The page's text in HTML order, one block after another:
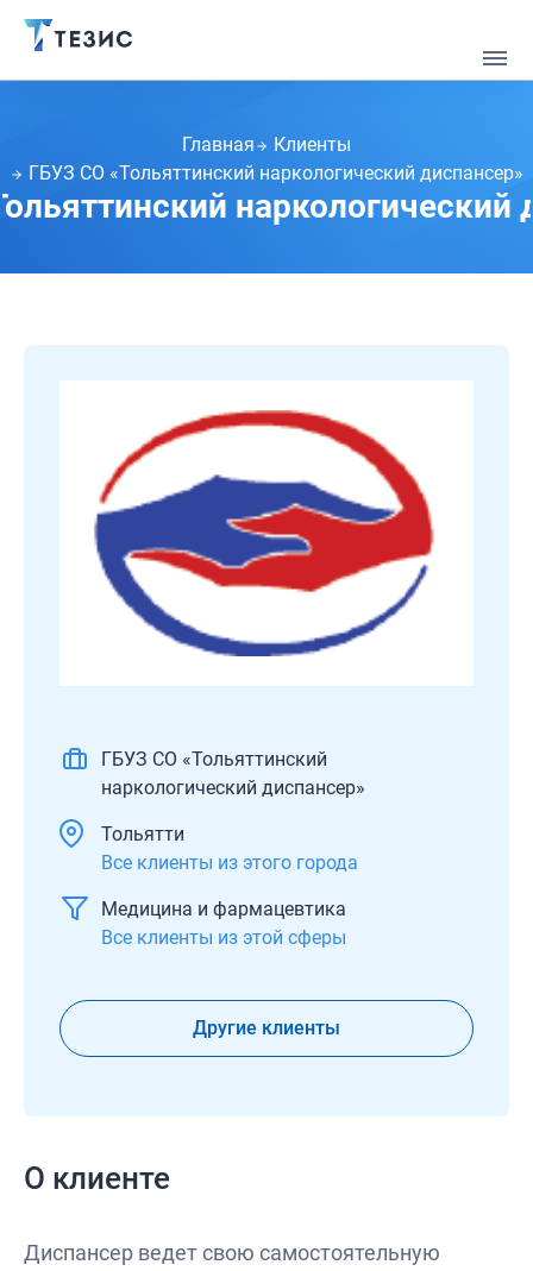
Главная
Клиенты
ГБУЗ СО «Тольяттинский наркологический диспансер»
наркологический
ГБУЗ СО «Тольяттинский
наркологический диспансер»
Тольятти
Все клиенты из этого города
Медицина и фармацевтика
Все клиенты из этой сферы
Другие клиенты
О клиенте
Диспансер ведет свою самостоятельную